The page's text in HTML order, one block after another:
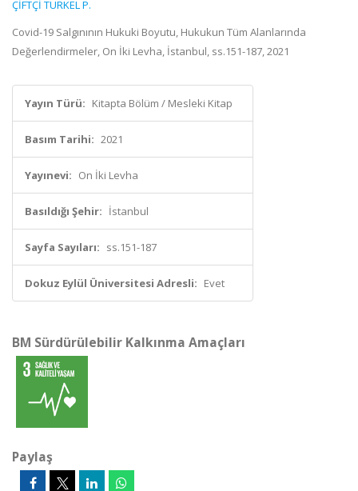
ÇİFTÇİ TÜRKEL P.
Covid-19 Salgınının Hukuki Boyutu, Hukukun Tüm Alanlarında
Değerlendirmeler, On İki Levha, İstanbul, ss.151-187, 2021
Yayın Türü: Kitapta Bölüm / Mesleki Kitap
Basım Tarihi: 2021
Yayınevi: On İki Levha
Basıldığı Şehir: İstanbul
Sayfa Sayıları: ss.151-187
Dokuz Eylül Üniversitesi Adresli: Evet
BM Sürdürülebilir Kalkınma Amaçları
Paylaş